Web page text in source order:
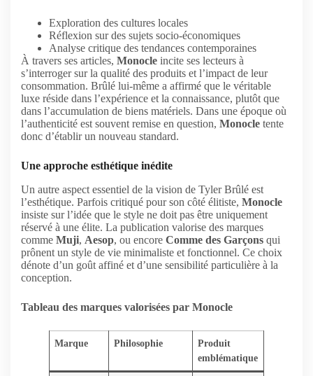
Exploration des cultures locales
Réflexion sur des sujets socio-économiques
Analyse critique des tendances contemporaines
À travers ses articles, Monocle incite ses lecteurs à
s’interroger sur la qualité des produits et l’impact de leur
consommation. Brûlé lui-même a affirmé que le véritable
luxe réside dans l’expérience et la connaissance, plutôt que
dans l’accumulation de biens matériels. Dans une époque où
l’authenticité est souvent remise en question, Monocle tente
donc d’établir un nouveau standard.
Une approche esthétique inédite
Un autre aspect essentiel de la vision de Tyler Brûlé est
l’esthétique. Parfois critiqué pour son côté élitiste, Monocle
insiste sur l’idée que le style ne doit pas être uniquement
réservé à une élite. La publication valorise des marques
comme Muji, Aesop, ou encore Comme des Garçons qui
prônent un style de vie minimaliste et fonctionnel. Ce choix
dénote d’un goût affiné et d’une sensibilité particulière à la
conception.
Tableau des marques valorisées par Monocle
Marque Philosophie
Produit
emblématique